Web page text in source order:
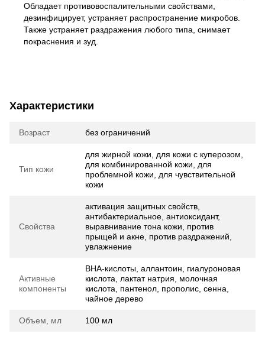
Обладает противовоспалительными свойствами,
дезинфицирует, устраняет распространение микробов.
Также устраняет раздражения любого типа, снимает
покраснения и зуд.
Характеристики
Возраст без ограничений
Тип кожи
для жирной кожи, для кожи с куперозом,
для комбинированной кожи, для
проблемной кожи, для чувствительной
кожи
Свойства
активация защитных свойств,
антибактериальное, антиоксидант,
выравнивание тона кожи, против
прыщей и акне, против раздражений,
увлажнение
Активные
компоненты
BHA-кислоты, аллантоин, гиалуроновая
кислота, лактат натрия, молочная
кислота, пантенол, прополис, сенна,
чайное дерево
Объем, мл 100 мл